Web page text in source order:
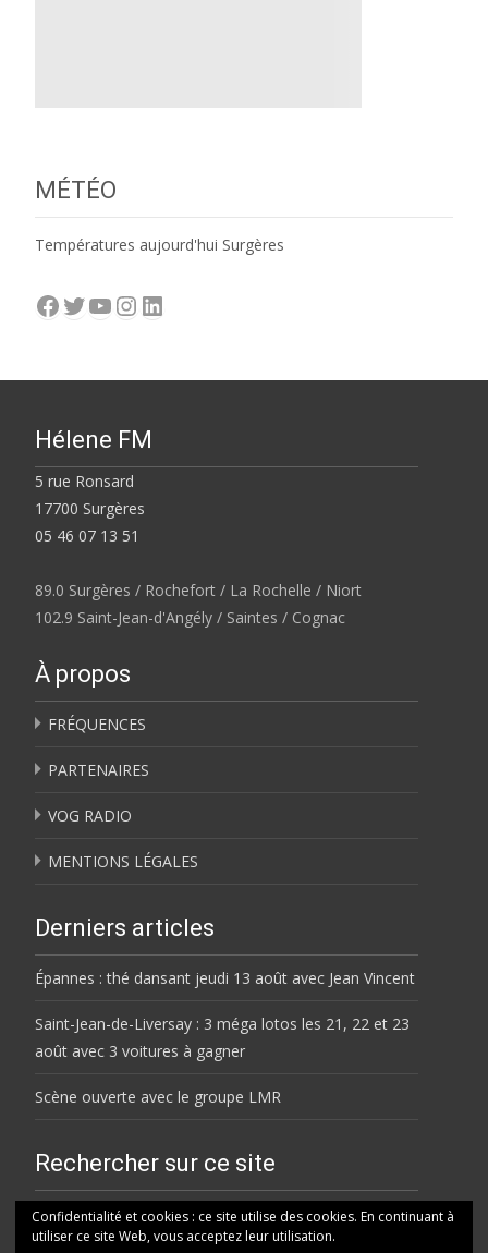
MÉTÉO
Températures aujourd'hui Surgères
Facebook
Twitter
YouTube
Instagram
LinkedIn
Hélene FM
5 rue Ronsard
17700 Surgères
05 46 07 13 51
89.0 Surgères / Rochefort / La Rochelle / Niort
102.9 Saint-Jean-d'Angély / Saintes / Cognac
À propos
FRÉQUENCES
PARTENAIRES
VOG RADIO
MENTIONS LÉGALES
Derniers articles
Épannes : thé dansant jeudi 13 août avec Jean Vincent
Saint-Jean-de-Liversay : 3 méga lotos les 21, 22 et 23
août avec 3 voitures à gagner
Scène ouverte avec le groupe LMR
Rechercher sur ce site
Rechercher
Confidentialité et cookies : ce site utilise des cookies. En continuant à
utiliser ce site Web, vous acceptez leur utilisation.